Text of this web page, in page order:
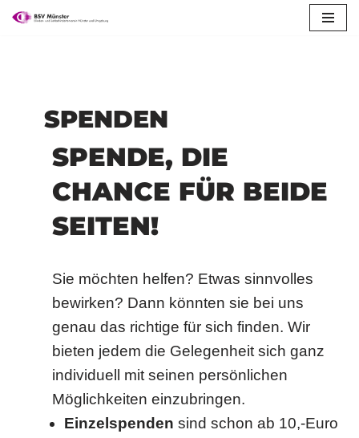
springen
SPENDEN
SPENDE, DIE
CHANCE FÜR BEIDE
SEITEN!
Sie möchten helfen? Etwas sinnvolles
bewirken? Dann könnten sie bei uns
genau das richtige für sich finden. Wir
bieten jedem die Gelegenheit sich ganz
individuell mit seinen persönlichen
Möglichkeiten einzubringen.
Einzelspenden sind schon ab 10,-Euro